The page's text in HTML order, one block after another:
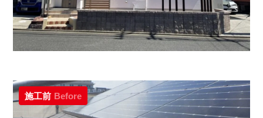
施工前 Before